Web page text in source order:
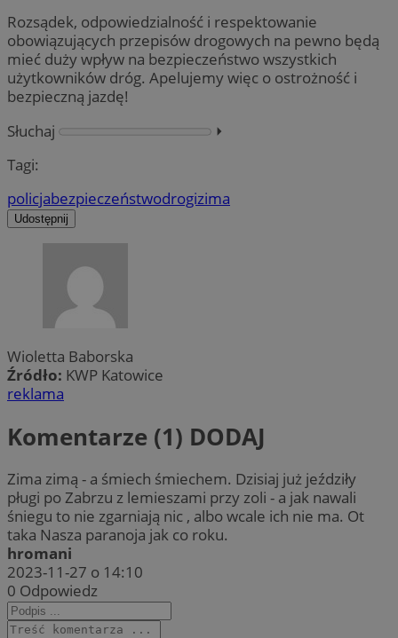
Rozsądek, odpowiedzialność i respektowanie
obowiązujących przepisów drogowych na pewno będą
mieć duży wpływ na bezpieczeństwo wszystkich
użytkowników dróg. Apelujemy więc o ostrożność i
bezpieczną jazdę!
Słuchaj
⏵︎
Tagi:
policjabezpieczeństwodrogizima
Udostępnij
Wioletta Baborska
Źródło: KWP Katowice
reklama
Komentarze (1) DODAJ
Zima zimą - a śmiech śmiechem. Dzisiaj już jeździły
pługi po Zabrzu z lemieszami przy zoli - a jak nawali
śniegu to nie zgarniają nic , albo wcale ich nie ma. Ot
taka Nasza paranoja jak co roku.
hromani
2023-11-27 o 14:10
0 Odpowiedz